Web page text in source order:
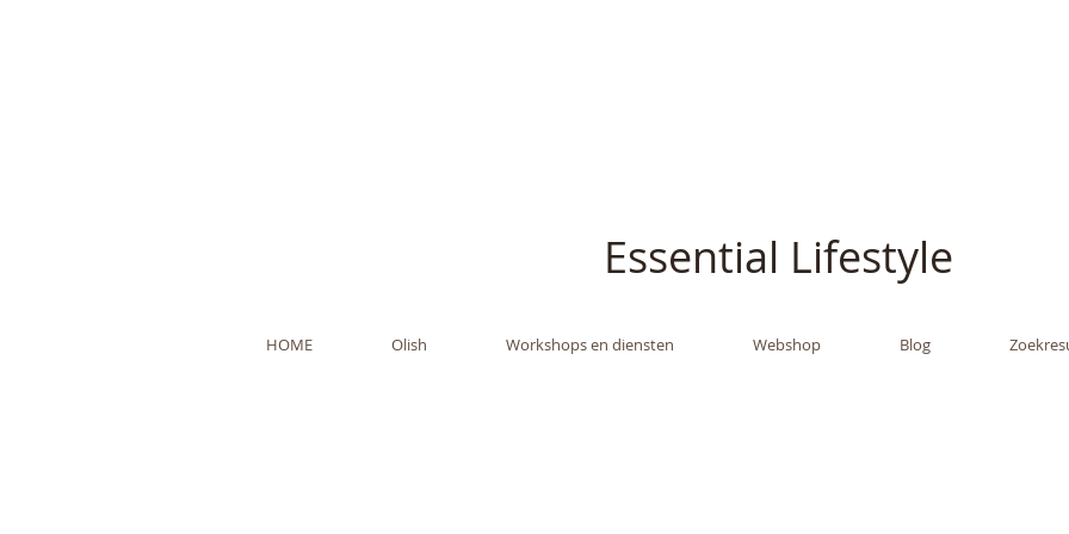
Essential Lifestyle
HOME Olish Workshops en diensten Webshop Blog